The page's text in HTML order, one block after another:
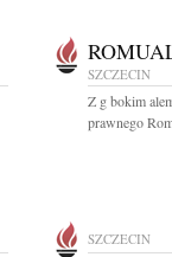
SZCZECIN
Z g bokim
prawnego
SZCZECIN